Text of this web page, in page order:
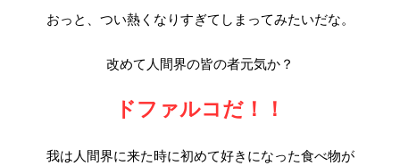
おっと、つい熱くなりすぎてしまってみたいだな。
改めて人間界の皆の者元気か？
ドファルコだ！！
我は人間界に来た時に初めて好きになった食べ物が